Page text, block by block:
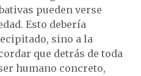
pueden verse
Esto debería
sino a la
que detrás de toda
humano concreto,